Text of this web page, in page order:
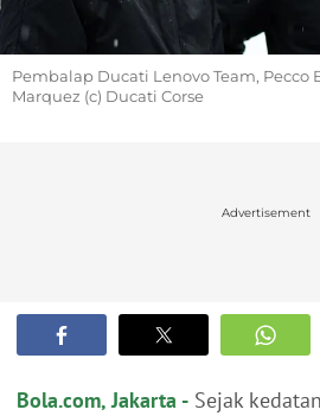
Pembalap Ducati Lenovo Team, Pecco
Marquez (c) Ducati Corse
Advertisement
Bola.com, Jakarta - Sejak